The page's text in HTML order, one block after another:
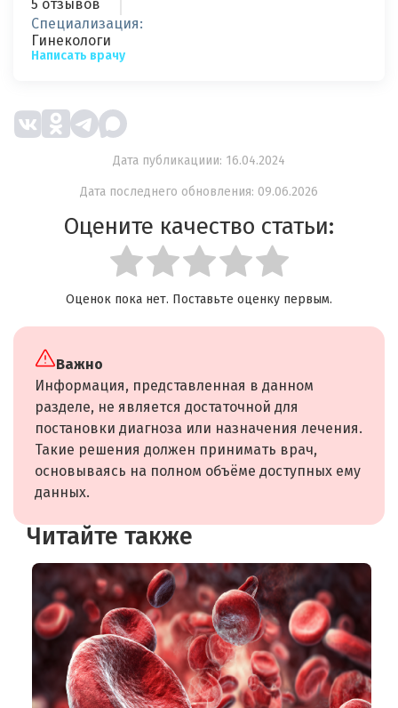
5 отзывов
Специализация:
Гинекологи
Написать врачу
Дата публикациии: 16.04.2024
Дата последнего обновления: 09.06.2026
Оцените качество статьи:
Оценок пока нет. Поставьте оценку первым.
Важно
Информация, представленная в данном
разделе, не является достаточной для
постановки диагноза или назначения лечения.
Такие решения должен принимать врач,
основываясь на полном объёме доступных ему
данных.
Читайте также